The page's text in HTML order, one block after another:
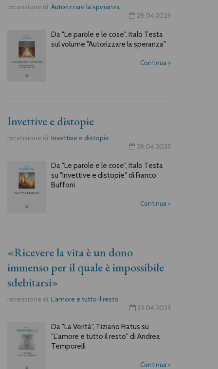
recensione di: Autorizzare la speranza
28.04.2023
Da "Le parole e le cose", Italo Testa
sul volume "Autorizzare la speranza"
Continua >
Invettive e distopie
recensione di: Invettive e distopie
28.04.2023
Da "Le parole e le cose", Italo Testa
su "Invettive e distopie" di Franco
Buffoni
Continua >
«Ricevere la vita è un dono
immenso per il quale è impossibile
sdebitarsi»
recensione di: L’amore e tutto il resto
23.04.2023
Da "La Verità", Tiziano Fratus su
"L'amore e tutto il resto" di Andrea
Temporelli
Continua >